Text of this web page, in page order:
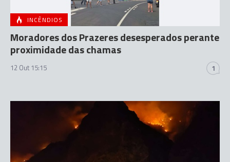
INCÊNDIOS
Moradores dos Prazeres desesperados perante
proximidade das chamas
12 Out 15:15 1